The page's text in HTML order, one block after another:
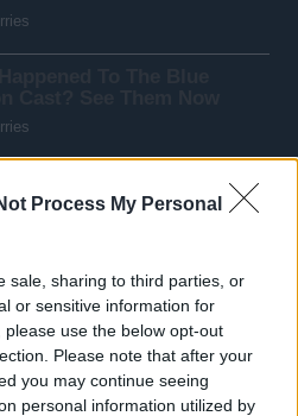
Process My Personal
sale, sharing to third parties, or
or sensitive information for
use the below opt-out
Please note that after your
you may continue seeing
personal information utilized by